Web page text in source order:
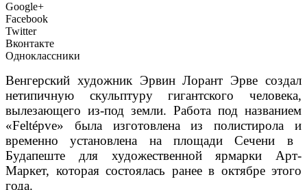
Google+
Facebook
Twitter
Вконтакте
Одноклассники
Венгерский художник Эрвин Лорант Эрве создал
нетипичную скульптуру гигантского человека,
вылезающего из-под земли. Работа под названием
«Feltépve» была изготовлена изполистирола и
временно
установлена ​​на площади Сечени
в
Будапеште
для художественной ярмарки
Арт-
Маркет, которая состоялась ранее в октябре этого
года.